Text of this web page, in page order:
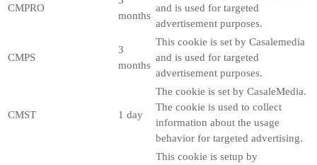
CMPRO
months
and is used for targeted
advertisement purposes.
CMPS
3
months
This cookie is set by Casalemedia
and is used for targeted
advertisement purposes.
CMST 1 day
The cookie is set by CasaleMedia.
The cookie is used to collect
information about the usage
behavior for targeted advertising.
This cookie is setup by